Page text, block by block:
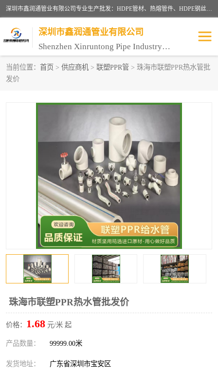
深圳市鑫润通管业有限公司专业生产批发：HDPE管材、热熔管件、HDPE钢丝骨架管、电熔管件、HDPE双壁波纹管、MPP电力管、井盖、PVC管材管件、PPR管材管件等；公司自创建以来，始终秉承“团结、务实、创新、守信”的服务宗旨，凭借专业的服务以及多年的勤奋拼搏，发展成为一家专业销售各种管材管件，绝缘电工套管及配件等系列产品的贸易公司。
深圳市鑫润通管业有限公司
Shenzhen Xinruntong Pipe Industry Co., Ltd
当前位置： 首页 > 供应商机 > 联塑PPR管 > 珠海市联塑PPR热水管批
发价
珠海市联塑PPR热水管批发价
价格： 1.68 元/米 起
产品数量： 99999.00米
发货地址： 广东省深圳市宝安区
HDPE管材给水管
HDPE电力通讯管
MPP电力通信管
联塑PPR管
联塑PE管 联塑家装红蓝线管